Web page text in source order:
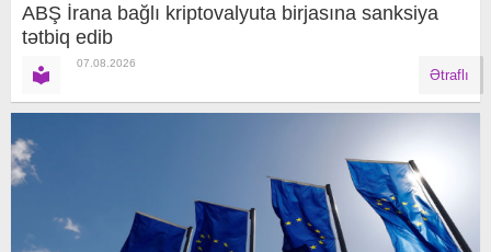
ABŞ İrana bağlı kriptovalyuta birjasına sanksiya
tətbiq edib
07.08.2026
Ətraflı